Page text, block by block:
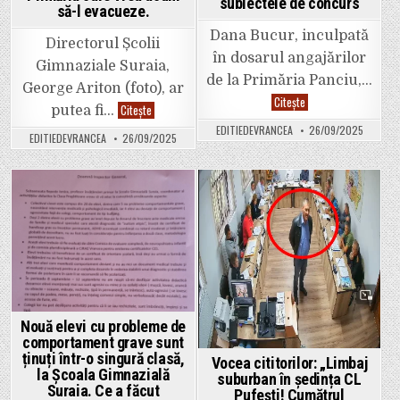
de
vârstă
fragedă
Paracetamol
din
niciun
motiv.
ROR
în
trei
doze
total
separate
(nu
amestecate!)”
să-l evacueze.
Directorul Școlii
Gimnaziale Suraia,
George Ariton (foto), ar
putea fi… Citește
Școlii
Gimnaziale
Suraia,
George
Ariton,
stă
de
20
de
ani
în
Casa
specialistului,
cu
doar
29
de
lei
chirie.
„Fostul
primar
i-
a
făcut
EDITIEDEVRANCEA 26/09/2025
Dana Bucur, inculpată
în dosarul angajărilor
de la Primăria Panciu,…
CiteșteDana
Bucur,
inculpată
în
dosarul
angajărilor
de
la
Primăria
Panciu
a
postat
pe
FB
rechizitoriul
cu
transcrierea
înregistrărilor
audio
în
care
primarul
Mărăscu
discută
despre
subiectele
EDITIEDEVRANCEA 26/09/2025
Posted
in
Nouă elevi cu probleme de
comportament grave sunt
ținuți într-o singură clasă,
la Școala Gimnazială
Suraia. Ce a făcut
Posted
in
Vocea cititorilor: „Limbaj
suburban în ședința CL
Pufești! Cumătrul